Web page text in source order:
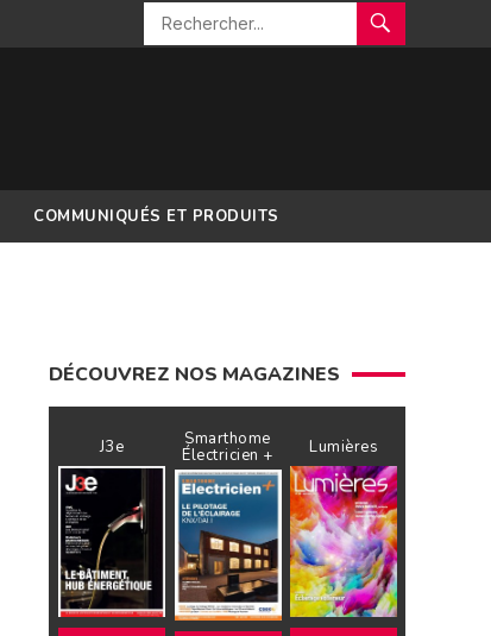
COMMUNIQUÉS ET PRODUITS
DÉCOUVREZ NOS MAGAZINES
J3e Smarthome
Électricien + Lumières